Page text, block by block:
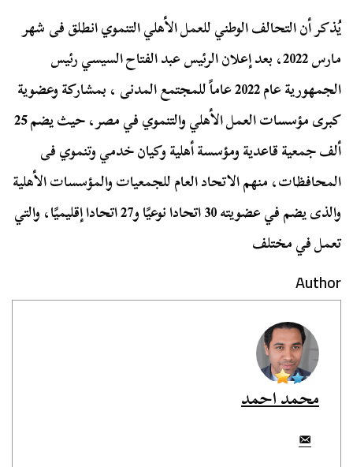
يُذكر أن التحالف الوطني للعمل الأهلي التنموي انطلق فى شهر
مارس 2022، بعد إعلان الرئيس عبد الفتاح السيسي رئيس
الجمهورية عام 2022 عاماً للمجتمع المدنى ، بمشاركة وعضوية
كبرى مؤسسات العمل الأهلي والتنموي في مصر، حيث يضم 25
ألف جمعية قاعدية ومؤسسة أهلية وكيان خدمي وتنموي فى
المحافظات، منهم الاتحاد العام للجمعيات والمؤسسات الأهلية
والذى يضم في عضويته 30 اتحادا نوعيًا و27 اتحادا إقليميًا، والتي
تعمل في مختلف
Author
محمد احمد